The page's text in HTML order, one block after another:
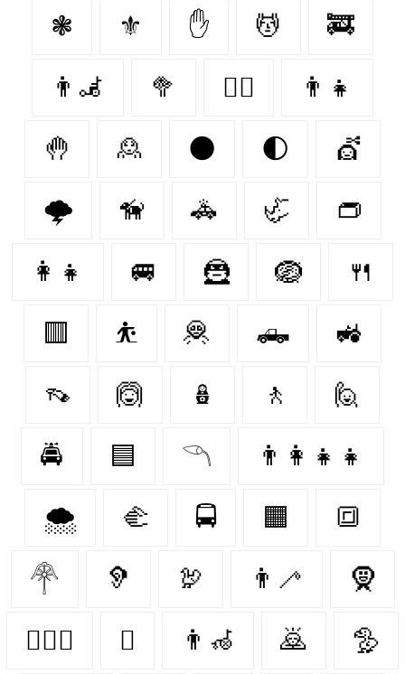
❃ ⚜️ ✋ 💆 🚒
👨‍🦼‍️ 🥦 🐕‍🦺 👨‍👧
🤚 🙎 🌑 🌓 💇‍
🌩️ 🦮 🚓 🦏 👝
👩‍👧 🚐 🦹‍ 🪺 🍴
🟥 ⛹ 🦧 🛻 🚜
👡 🙆‍ 🪆 🚶‍ 🙋
🚔 🟦 𓆹 👨‍👩‍👧‍👧
🌨️ 🫲 🚍 🟧 🔳
𓋇 🦻 🦃 👨‍🦯 🧕
👩‍❤️‍👩 🪉 👨‍🦽 🙇 🦤